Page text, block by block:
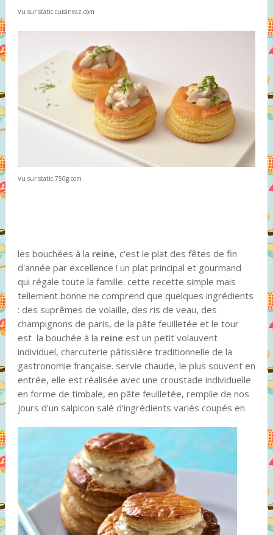
Vu sur static.cuisineaz.com
Vu sur static.750g.com
les bouchées à la reine, c'est le plat des fêtes de fin
d'année par excellence ! un plat principal et gourmand
qui régale toute la famille. cette recette simple mais
tellement bonne ne comprend que quelques ingrédients
: des suprêmes de volaille, des ris de veau, des
champignons de paris, de la pâte feuilletée et le tour
est la bouchée à la reine est un petit volauvent
individuel, charcuterie pâtissière traditionnelle de la
gastronomie française. servie chaude, le plus souvent en
entrée, elle est réalisée avec une croustade individuelle
en forme de timbale, en pâte feuilletée, remplie de nos
jours d'un salpicon salé d'ingrédients variés coupés en